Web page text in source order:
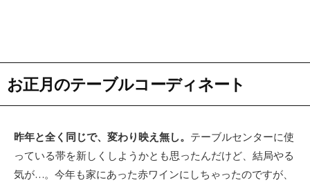
お正月のテーブルコーディネート
昨年と全く同じで、変わり映え無し。 テーブルセンターに使
っている帯を新しくしようかとも思ったんだけど、結局やる
気が…。今年も家にあった赤ワインにしちゃったのですが、